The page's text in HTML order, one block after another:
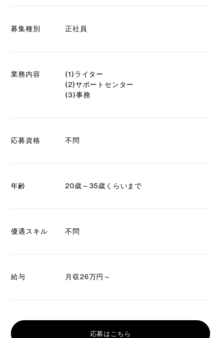
募集種別 正社員
業務内容
(1)ライター
(2)サポートセンター
(3)事務
応募資格 不問
年齢 20歳～35歳くらいまで
優遇スキル 不問
給与 月収26万円～
応募はこちら